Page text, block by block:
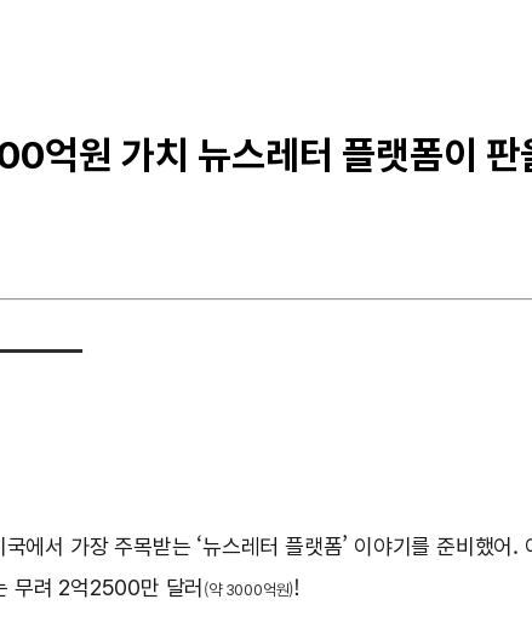
억원 가치 뉴스레터 플랫폼이 판
에서 가장 주목받는 ‘뉴스레터 플랫폼’ 이야기를 준비했어.
무려 2억2500만 달러 (약 3000억원)!